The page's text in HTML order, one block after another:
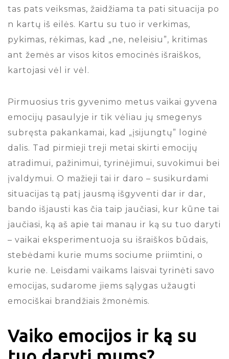
tas pats veiksmas, žaidžiama ta pati situacija po
n kartų iš eilės. Kartu su tuo ir verkimas,
pykimas, rėkimas, kad „ne, neleisiu”, kritimas
ant žemės ar visos kitos emocinės išraiškos,
kartojasi vėl ir vėl.
Pirmuosius tris gyvenimo metus vaikai gyvena
emocijų pasaulyje ir tik vėliau jų smegenys
subręsta pakankamai, kad „įsijungtų” loginė
dalis. Tad pirmieji treji metai skirti emocijų
atradimui, pažinimui, tyrinėjimui, suvokimui bei
įvaldymui. O mažieji tai ir daro – susikurdami
situacijas tą patį jausmą išgyventi dar ir dar,
bando išjausti kas čia taip jaučiasi, kur kūne tai
jaučiasi, ką aš apie tai manau ir ką su tuo daryti
– vaikai eksperimentuoja su išraiškos būdais,
stebėdami kurie mums sociume priimtini, o
kurie ne. Leisdami vaikams laisvai tyrinėti savo
emocijas, sudarome jiems sąlygas užaugti
emociškai brandžiais žmonėmis.
Vaiko emocijos ir ką su